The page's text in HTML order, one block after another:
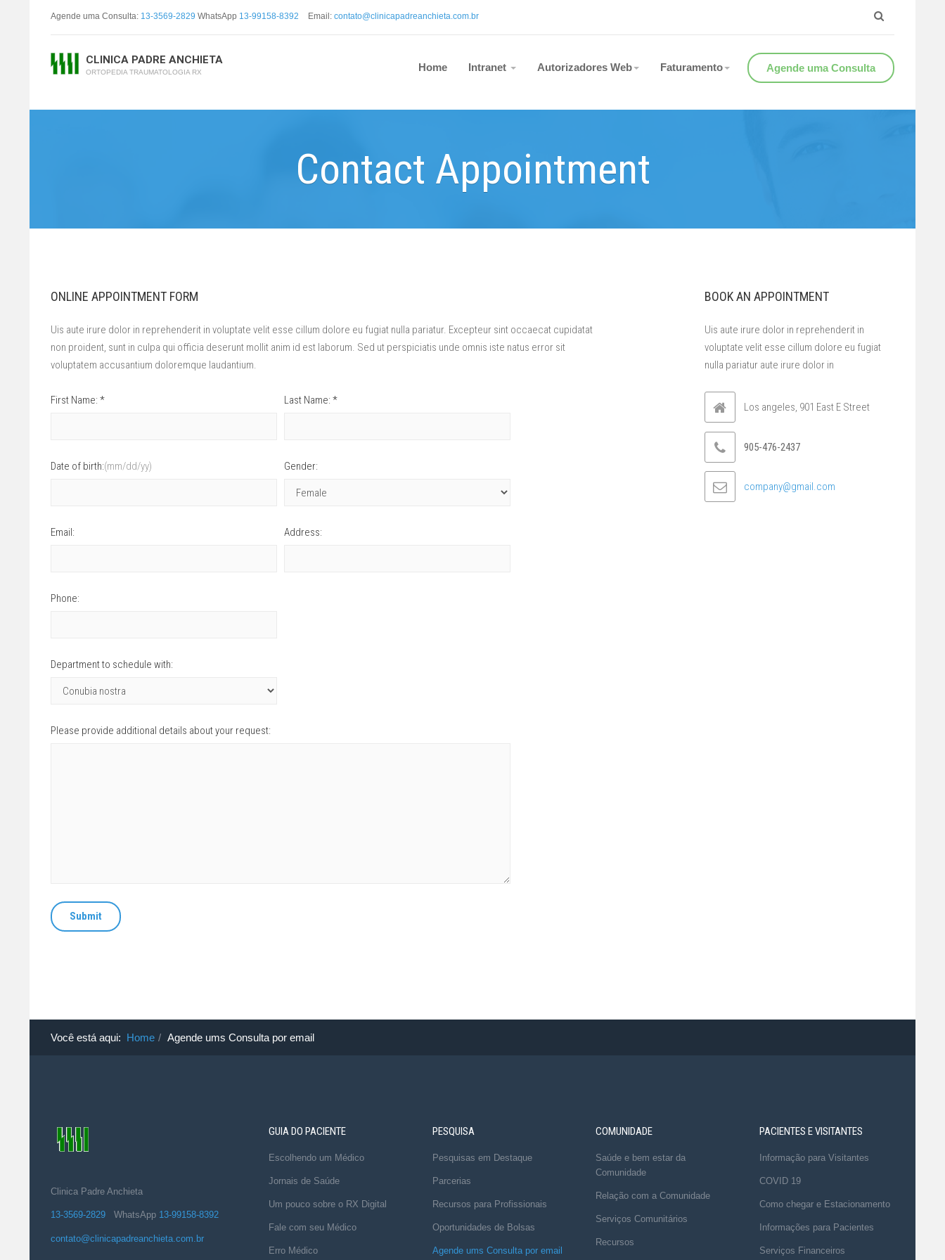
Agende uma Consulta: 13-3569-2829 WhatsApp 13-99158-8392 Email: contato@clinicapadreanchieta.com.br
CLINICA PADRE ANCHIETA
ORTOPEDIA TRAUMATOLOGIA RX Agende uma Consulta
Home Intranet Autorizadores Web Faturamento
Contact Appointment
ONLINE APPOINTMENT FORM
Uis aute irure dolor in reprehenderit in voluptate velit esse cillum dolore eu fugiat nulla pariatur. Excepteur sint occaecat cupidatat
non proident, sunt in culpa qui officia deserunt mollit anim id est laborum. Sed ut perspiciatis unde omnis iste natus error sit
voluptatem accusantium doloremque laudantium.
First Name: * Last Name: *
Date of birth:(mm/dd/yy) Gender:
Email: Address:
Phone:
Department to schedule with:
Please provide additional details about your request:
Submit
BOOK AN APPOINTMENT
Uis aute irure dolor in reprehenderit in
voluptate velit esse cillum dolore eu fugiat
nulla pariatur aute irure dolor in
Los angeles, 901 East E Street
905-476-2437
company@gmail.com
Você está aqui: Home Agende ums Consulta por email
Clinica Padre Anchieta
13-3569-2829 WhatsApp 13-99158-8392
contato@clinicapadreanchieta.com.br
GUIA DO PACIENTE
Escolhendo um Médico
Jornais de Saúde
Um pouco sobre o RX Digital
Fale com seu Médico
Erro Médico
PESQUISA
Pesquisas em Destaque
Parcerias
Recursos para Profissionais
Oportunidades de Bolsas
Agende ums Consulta por email
COMUNIDADE
Saúde e bem estar da
Comunidade
Relação com a Comunidade
Serviços Comunitários
Recursos
PACIENTES E VISITANTES
Informação para Visitantes
COVID 19
Como chegar e Estacionamento
Informações para Pacientes
Serviços Financeiros